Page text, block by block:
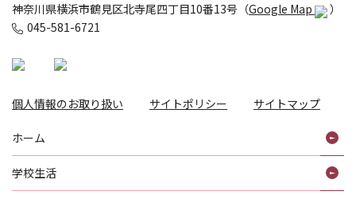
神奈川県横浜市鶴見区北寺尾四丁目10番13号（Google Map
）
045-581-6721
個人情報のお取り扱い サイトポリシー サイトマップ
ホーム
学校生活